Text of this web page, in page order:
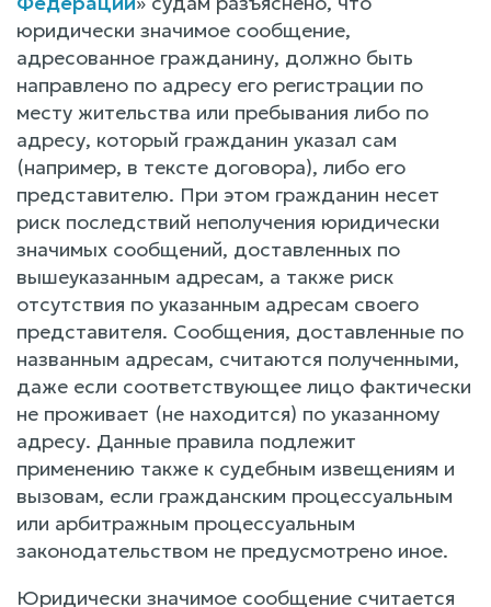
юридически значимое сообщение,
адресованное гражданину, должно быть
направлено по адресу его регистрации по
месту жительства или пребывания либо по
адресу, который гражданин указал сам
(например, в тексте договора), либо его
представителю. При этом гражданин несет
риск последствий неполучения юридически
значимых сообщений, доставленных по
вышеуказанным адресам, а также риск
отсутствия по указанным адресам своего
представителя. Сообщения, доставленные по
названным адресам, считаются полученными,
даже если соответствующее лицо фактически
не проживает (не находится) по указанному
адресу. Данные правила подлежит
применению также к судебным извещениям и
вызовам, если гражданским процессуальным
или арбитражным процессуальным
законодательством не предусмотрено иное.
Юридически значимое сообщение считается